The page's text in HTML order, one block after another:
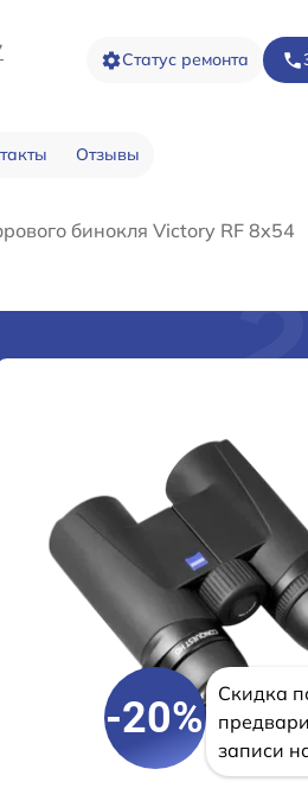
Статус ремонта
Отзывы
бинокля Victory RF 8x54
-20%
Скидка
записи